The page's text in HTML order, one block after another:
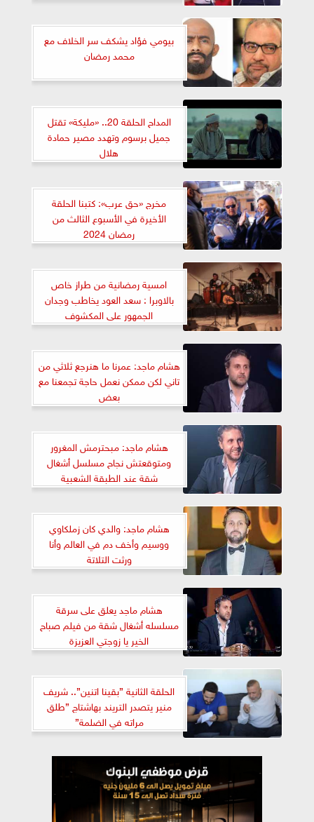
بيومي فؤاد يشكف سر الخلاف مع
محمد رمضان
المداح الحلقة 20.. «مليكة» تقتل
جميل برسوم وتهدد مصير حمادة
هلال
مخرج «حق عرب»: كتبنا الحلقة
الأخيرة في الأسبوع الثالث من
رمضان 2024
امسية رمضانية من طراز خاص
بالاوبرا : سعد العود يخاطب وجدان
الجمهور على المكشوف
هشام ماجد: عمرنا ما هنرجع ثلاثي من
تاني لكن ممكن نعمل حاجة تجمعنا مع
بعض
هشام ماجد: مبحترمش المغرور
ومتوقعتش نجاح مسلسل أشغال
شقة عند الطبقة الشعبية
هشام ماجد: والدي كان زملكاوي
ووسيم وأخف دم في العالم وأنا
ورثت التلاتة
هشام ماجد يعلق على سرقة
مسلسله أشغال شقة من فيلم صباح
الخير يا زوجتي العزيزة
الحلقة الثانية ”بقينا اتنين”.. شريف
منير يتصدر التريند بهاشتاج ”طلق
مراته في الضلمة”